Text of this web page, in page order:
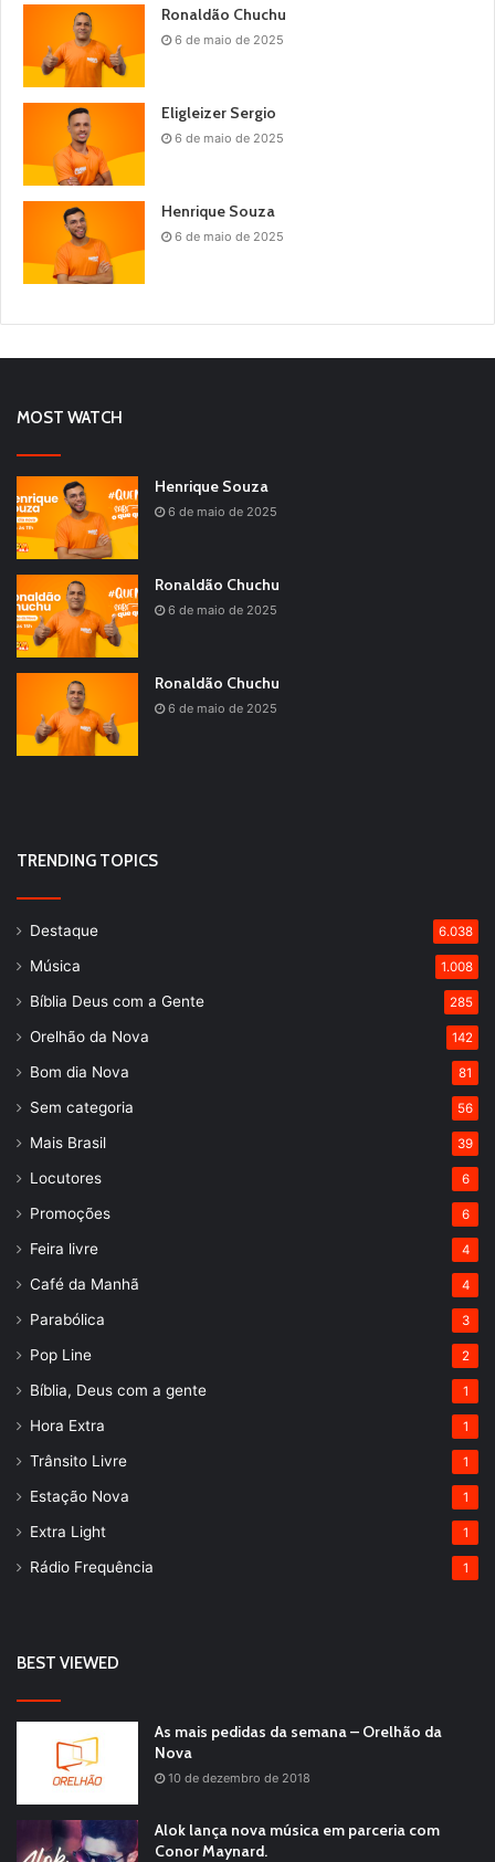
Ronaldão Chuchu
6 de maio de 2025
Eligleizer Sergio
6 de maio de 2025
Henrique Souza
6 de maio de 2025
MOST WATCH
Henrique Souza
6 de maio de 2025
Ronaldão Chuchu
6 de maio de 2025
Ronaldão Chuchu
6 de maio de 2025
TRENDING TOPICS
Destaque 6.038
Música 1.008
Bíblia Deus com a Gente 285
Orelhão da Nova 142
Bom dia Nova 81
Sem categoria 56
Mais Brasil 39
Locutores 6
Promoções 6
Feira livre 4
Café da Manhã 4
Parabólica 3
Pop Line 2
Bíblia, Deus com a gente 1
Hora Extra 1
Trânsito Livre 1
Estação Nova 1
Extra Light 1
Rádio Frequência 1
BEST VIEWED
As mais pedidas da semana – Orelhão da
Nova
10 de dezembro de 2018
Alok lança nova música em parceria com
Conor Maynard.